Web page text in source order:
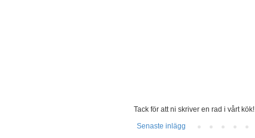
Tack för att ni skriver en rad i vårt kök!
Senaste inlägg